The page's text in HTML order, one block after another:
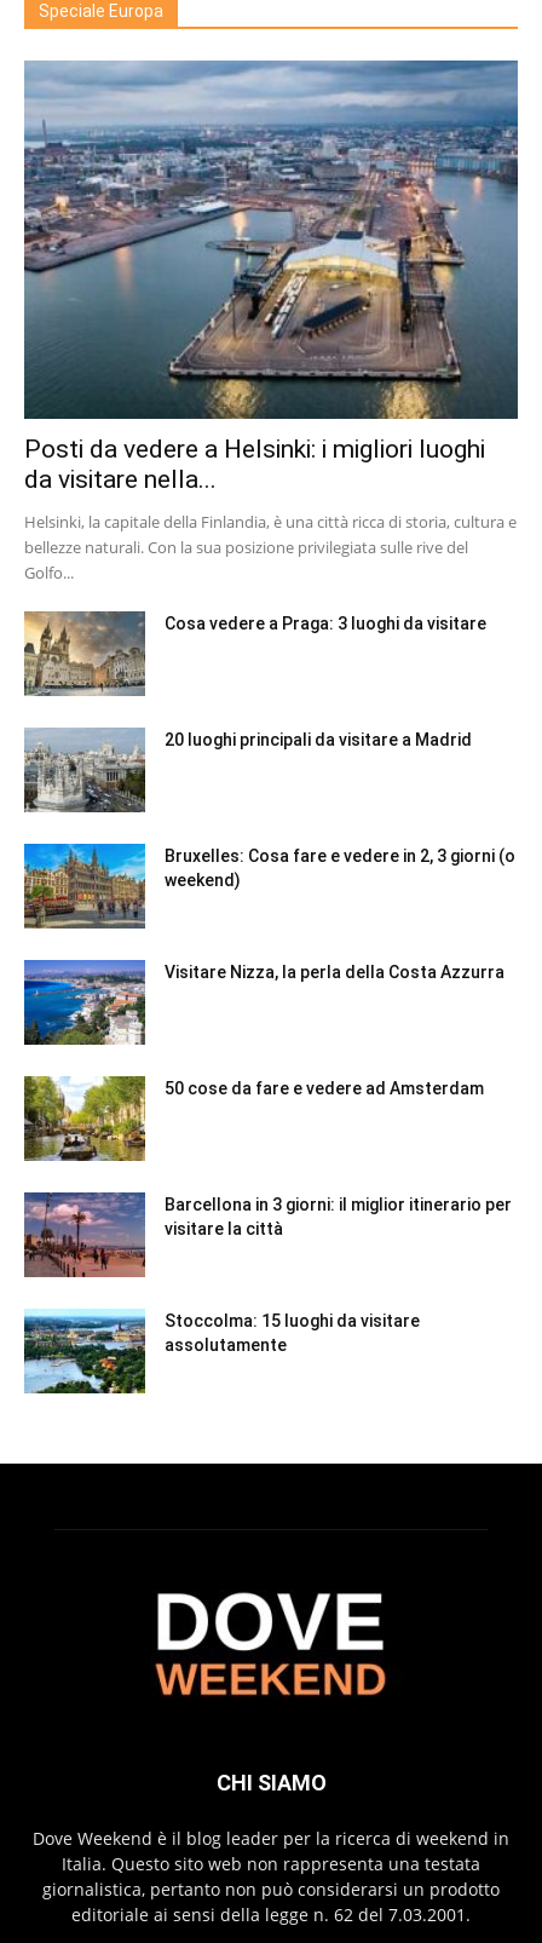
Speciale Europa
Posti da vedere a Helsinki: i migliori luoghi
da visitare nella...
Helsinki, la capitale della Finlandia, è una città ricca di storia, cultura e
bellezze naturali. Con la sua posizione privilegiata sulle rive del
Golfo...
Cosa vedere a Praga: 3 luoghi da visitare
20 luoghi principali da visitare a Madrid
Bruxelles: Cosa fare e vedere in 2, 3 giorni (o
weekend)
Visitare Nizza, la perla della Costa Azzurra
50 cose da fare e vedere ad Amsterdam
Barcellona in 3 giorni: il miglior itinerario per
visitare la città
Stoccolma: 15 luoghi da visitare
assolutamente
CHI SIAMO
Dove Weekend è il blog leader per la ricerca di weekend in
Italia. Questo sito web non rappresenta una testata
giornalistica, pertanto non può considerarsi un prodotto
editoriale ai sensi della legge n. 62 del 7.03.2001.